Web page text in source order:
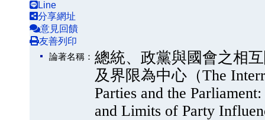
Line
分享網址
意見回饋
友善列印
論著名稱： 總統、政黨與國會之相
及界限為中心（The
Parties and the
and Limits of Party